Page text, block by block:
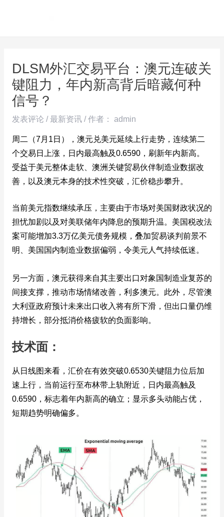
DLSM外汇交易平台：澳元连破关
键阻力，年内新高背后暗藏何种
信号？
发表评论 /最新资讯/ 作者： admin
周二（7月1日），澳元兑美元延续上行走势，连续第二
个交易日上涨，日内最高触及0.6590，刷新年内新高。
受益于美元整体走软、澳洲关键贸易伙伴制造业数据改
善，以及澳元本身的技术性突破，汇价稳步攀升。
当前美元指数继续承压，主要由于市场对美国财政状况的
担忧加剧以及对美联储年内降息的预期升温。美国税改法
案可能增加3.3万亿美元债务规模，叠加贸易谈判前景不
明、美国国内制造业数据偏弱，令美元人气持续低迷。
另一方面，澳元获得来自其主要出口对象国制造业复苏的
间接支撑，推动市场情绪改善，利多澳元。此外，尽管澳
大利亚政府预计未来出口收入将有所下滑，但出口量仍维
持增长，部分抵消价格疲软的负面影响。
技术面：
从日线图来看，汇价在有效突破0.6530关键阻力位后加
速上行，当前运行至布林带上轨附近，日内最高触及
0.6590，标志着年内新高的确立；显示多头动能占优，
短期趋势明确偏多。